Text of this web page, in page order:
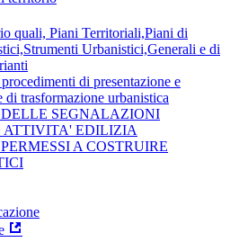
quali, Piani Territoriali,Piani di
Urbanistici,Generali e di
di presentazione e
di trasformazione urbanistica
SEGNALAZIONI
ATTIVITA' EDILIZIA
A COSTRUIRE